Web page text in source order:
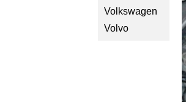
Volkswagen
Volvo